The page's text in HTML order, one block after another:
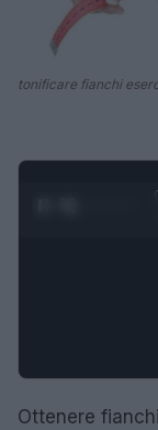
tonificare fianchi
Ottenere